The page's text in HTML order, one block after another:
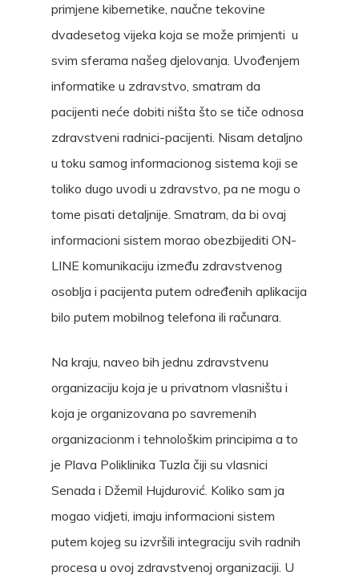
primjene kibernetike, naučne tekovine
dvadesetog vijeka koja se može primjenti u
svim sferama našeg djelovanja. Uvođenjem
informatike u zdravstvo, smatram da
pacijenti neće dobiti ništa što se tiče odnosa
zdravstveni radnici-pacijenti. Nisam detaljno
u toku samog informacionog sistema koji se
toliko dugo uvodi u zdravstvo, pa ne mogu o
tome pisati detaljnije. Smatram, da bi ovaj
informacioni sistem morao obezbijediti ON-
LINE komunikaciju između zdravstvenog
osoblja i pacijenta putem određenih aplikacija
bilo putem mobilnog telefona ili računara.
Na kraju, naveo bih jednu zdravstvenu
organizaciju koja je u privatnom vlasništu i
koja je organizovana po savremenih
organizacionm i tehnološkim principima a to
je Plava Poliklinika Tuzla čiji su vlasnici
Senada i Džemil Hujdurović. Koliko sam ja
mogao vidjeti, imaju informacioni sistem
putem kojeg su izvršili integraciju svih radnih
procesa u ovoj zdravstvenoj organizaciji. U